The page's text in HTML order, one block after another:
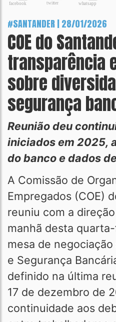
facebook twitter whatsapp
#SANTANDER | 28/01/2026
COE do
transparência
sobre
segurança
Reunião deu
iniciados em 2025,
do banco e dados
A Comissão de
Empregados (COE)
reuniu com a
manhã desta
mesa de
e Segurança
definido na última
17 de dezembro de
continuidade aos